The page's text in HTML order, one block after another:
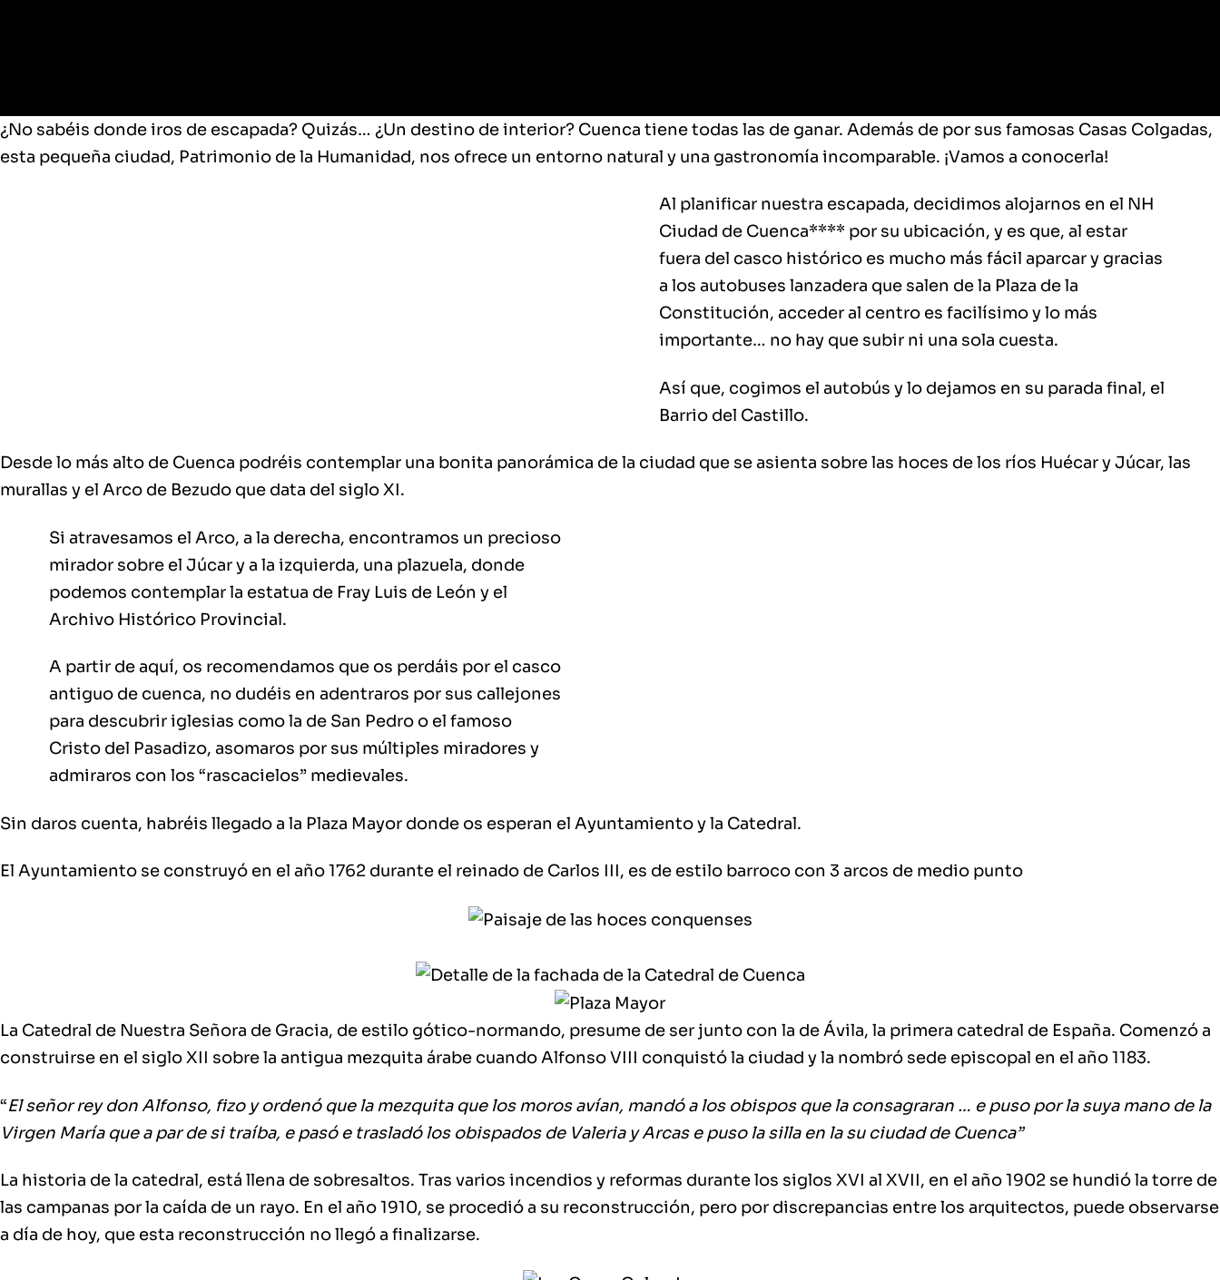
¿No sabéis donde iros de escapada? Quizás… ¿Un destino de interior? Cuenca tiene todas las de ganar. Además de por sus famosas Casas Colgadas,
esta pequeña ciudad, Patrimonio de la Humanidad, nos ofrece un entorno natural y una gastronomía incomparable. ¡Vamos a conocerla!
Al planificar nuestra escapada, decidimos alojarnos en el NH
Ciudad de Cuenca**** por su ubicación, y es que, al estar
fuera del casco histórico es mucho más fácil aparcar y gracias
a los autobuses lanzadera que salen de la Plaza de la
Constitución, acceder al centro es facilísimo y lo más
importante… no hay que subir ni una sola cuesta.
Así que, cogimos el autobús y lo dejamos en su parada final, el
Barrio del Castillo.
Desde lo más alto de Cuenca podréis contemplar una bonita panorámica de la ciudad que se asienta sobre las hoces de los ríos Huécar y Júcar, las
murallas y el Arco de Bezudo que data del siglo XI.
Si atravesamos el Arco, a la derecha, encontramos un precioso
mirador sobre el Júcar y a la izquierda, una plazuela, donde
podemos contemplar la estatua de Fray Luis de León y el
Archivo Histórico Provincial.
A partir de aquí, os recomendamos que os perdáis por el casco
antiguo de cuenca, no dudéis en adentraros por sus callejones
para descubrir iglesias como la de San Pedro o el famoso
Cristo del Pasadizo, asomaros por sus múltiples miradores y
admiraros con los “rascacielos” medievales.
Sin daros cuenta, habréis llegado a la Plaza Mayor donde os esperan el Ayuntamiento y la Catedral.
El Ayuntamiento se construyó en el año 1762 durante el reinado de Carlos III, es de estilo barroco con 3 arcos de medio punto
La Catedral de Nuestra Señora de Gracia, de estilo gótico-normando, presume de ser junto con la de Ávila, la primera catedral de España. Comenzó a
construirse en el siglo XII sobre la antigua mezquita árabe cuando Alfonso VIII conquistó la ciudad y la nombró sede episcopal en el año 1183.
“El señor rey don Alfonso, fizo y ordenó que la mezquita que los moros avían, mandó a los obispos que la consagraran … e puso por la suya mano de la
Virgen María que a par de si traíba, e pasó e trasladó los obispados de Valeria y Arcas e puso la silla en la su ciudad de Cuenca”
La historia de la catedral, está llena de sobresaltos. Tras varios incendios y reformas durante los siglos XVI al XVII, en el año 1902 se hundió la torre de
las campanas por la caída de un rayo. En el año 1910, se procedió a su reconstrucción, pero por discrepancias entre los arquitectos, puede observarse
a día de hoy, que esta reconstrucción no llegó a finalizarse.